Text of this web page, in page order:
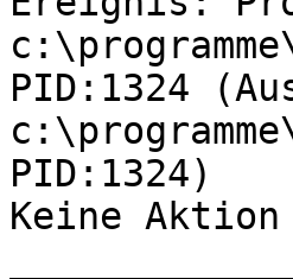
PID:1324
PID:1324)
Keine Aktion